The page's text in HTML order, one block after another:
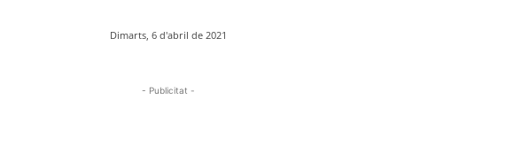
Dimarts, 6 d'abril de 2021
- Publicitat -